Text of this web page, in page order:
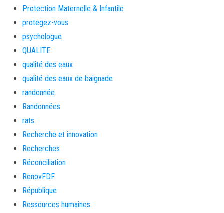
Protection Maternelle & Infantile
protegez-vous
psychologue
QUALITE
qualité des eaux
qualité des eaux de baignade
randonnée
Randonnées
rats
Recherche et innovation
Recherches
Réconciliation
RenovFDF
République
Ressources humaines